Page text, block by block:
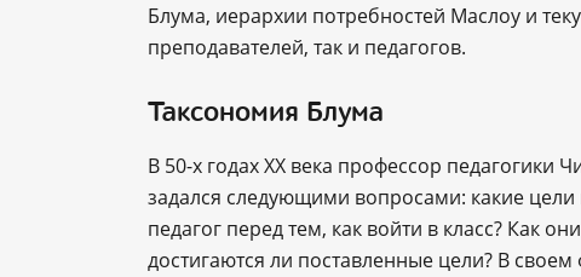
Блума, иерархии потребностей Маслоу и
преподавателей, так и педагогов.
Таксономия Блума
В 50-х годах XX века профессор педагогики
задался следующими вопросами: какие
педагог перед тем, как войти в класс? Как
достигаются ли поставленные цели? В